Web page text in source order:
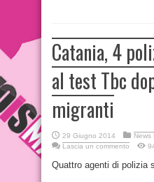
Catania, 4
al test Tbc
migranti
29 Giugno 2014
News
Lascia un commento
Quattro agenti di polizia